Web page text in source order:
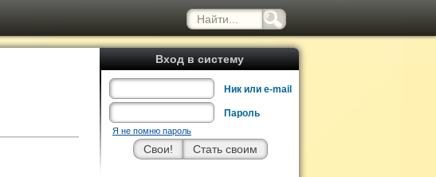
Вход в систему
Ник или e-mail
Пароль
Я не помню пароль